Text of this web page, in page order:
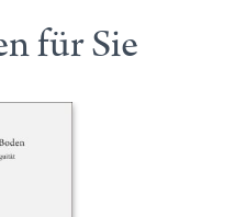
für Sie